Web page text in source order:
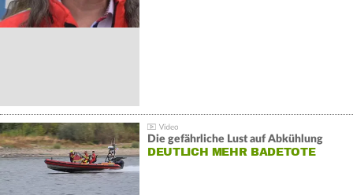
Die gefährliche Lust auf Abkühlung
DEUTLICH MEHR BADETOTE